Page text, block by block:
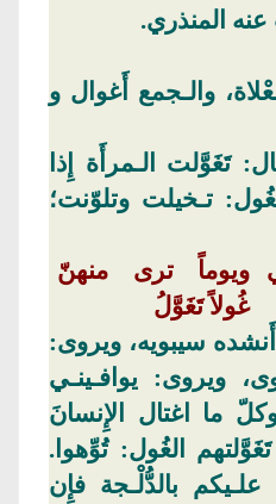
المنذري.
، والـجمع أَغوال و
تَغَوَّلت الـمرأَة إِذا
تـخيلت وتلوّنت؛
ويوماً ترى منهنّ
غُولاًتَغَوَّلُ
سيبويه، ويروى:
ويروى: يوافـينـي
ما اغتال الإِنسانَ
تَغَوَّلتهم الغُول: تُوِّهوا.
بالدُّلْـجة فإِن